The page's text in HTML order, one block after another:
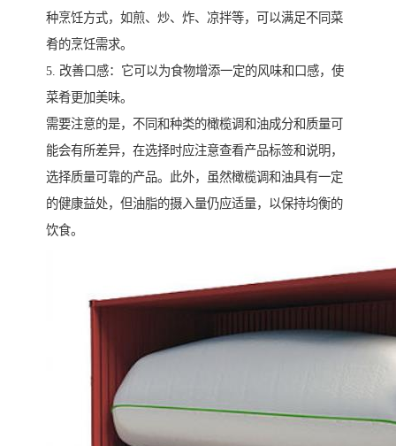
种烹饪方式，如煎、炒、炸、凉拌等，可以满足不同菜
肴的烹饪需求。
5. 改善口感：它可以为食物增添一定的风味和口感，使
菜肴更加美味。
需要注意的是，不同和种类的橄榄调和油成分和质量可
能会有所差异，在选择时应注意查看产品标签和说明，
选择质量可靠的产品。此外，虽然橄榄调和油具有一定
的健康益处，但油脂的摄入量仍应适量，以保持均衡的
饮食。